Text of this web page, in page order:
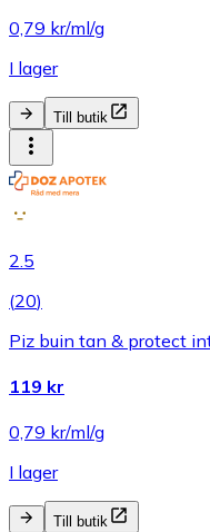
0,79 kr/ml/g
I lager
Till butik
2.5
(20)
Piz buin tan & protect
119 kr
0,79 kr/ml/g
I lager
Till butik